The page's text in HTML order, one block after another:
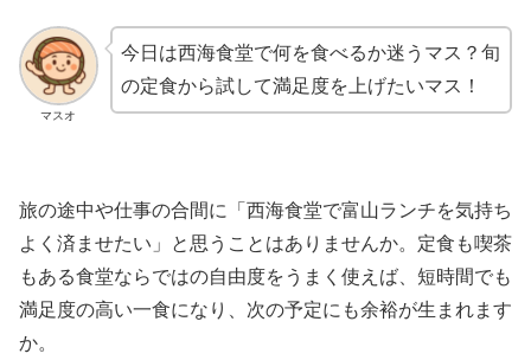
マスオ
今日は西海食堂で何を食べるか迷うマス？旬
の定食から試して満足度を上げたいマス！
旅の途中や仕事の合間に「西海食堂で富山ランチを気持ち
よく済ませたい」と思うことはありませんか。定食も喫茶
もある食堂ならではの自由度をうまく使えば、短時間でも
満足度の高い一食になり、次の予定にも余裕が生まれます
か。